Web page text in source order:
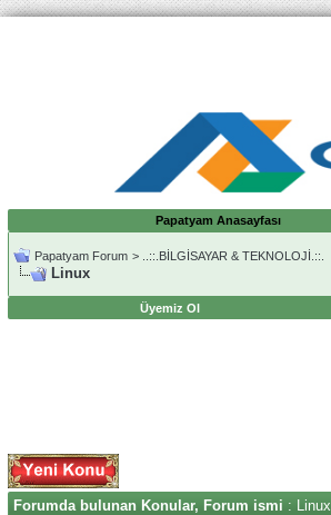
Papatyam Anasayfası
Papatyam Forum > ..::.BİLGİSAYAR & TEKNOLOJİ.::.
Linux
Üyemiz Ol
Forumda bulunan Konular, Forum ismi : Linux